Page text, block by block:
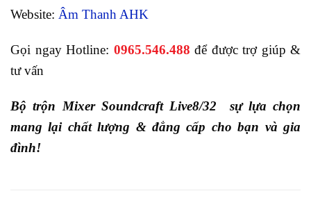
Website: Âm Thanh AHK
Gọi ngay Hotline: 0965.546.488 để được trợ giúp &
tư vấn
Bộ trộn Mixer Soundcraft Live8/32 sự lựa chọn
mang lại chất lượng & đẳng cấp cho bạn và gia
đình!